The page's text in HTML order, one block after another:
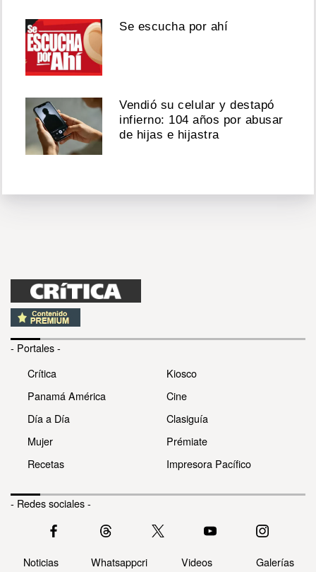
Se escucha por ahí
Vendió su celular y destapó
infierno: 104 años por abusar
de hijas e hijastra
- Portales -
Crítica
Panamá América
Día a Día
Mujer
Recetas
Kiosco
Cine
Clasiguía
Prémiate
Impresora Pacífico
- Redes sociales -
Noticias Whatsappcri Videos Galerías